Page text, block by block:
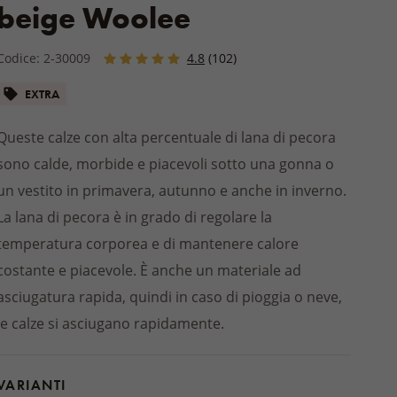
Pigiami e camicie da notte
Accappatoi
ACCESSORI PER
ABBIGLIAMENTO
per bambini
per bambini
per bambini
E
cucina
Scarpe da giardino
PRODOTTI PER LA PULIZIA
Lavaggio e asciugatura del
bucato
Prodotti per la casa
Balsami e unguenti
E
BAITA
Woolee
2-30009 4.8 (102)
EXTRA
calze con alta percentuale di lana di pecora
calde, morbide e piacevoli sotto una gonna o
vestito in primavera, autunno e anche in inverno.
lana di pecora è in grado di regolare la
corporea e di mantenere calore
e piacevole. È anche un materiale ad
rapida, quindi in caso di pioggia o neve,
calze si asciugano rapidamente.